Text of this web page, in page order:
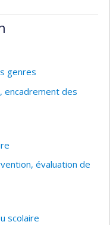
genres
encadrement des
évaluation de
scolaire